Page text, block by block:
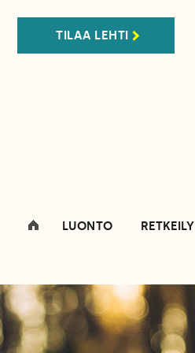
TILAA LEHTI
LUONTO RETKEILY